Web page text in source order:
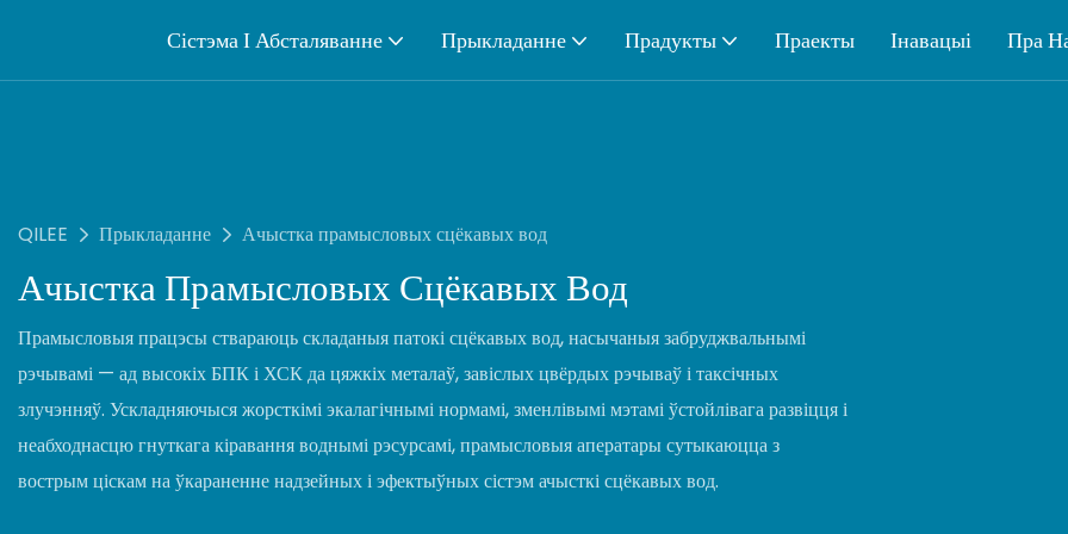
Сістэма І Абсталяванне Прыкладанне Прадукты Праекты Інавацыі Пра
QILEE Прыкладанне Ачыстка прамысловых сцёкавых вод
Ачыстка Прамысловых Сцёкавых Вод
Прамысловыя працэсы ствараюць складаныя патокі сцёкавых вод, насычаныя забруджвальнымі
рэчывамі — ад высокіх БПК і ХСК да цяжкіх металаў, завіслых цвёрдых рэчываў і таксічных
злучэнняў. Ускладняючыся жорсткімі экалагічнымі нормамі, зменлівымі мэтамі ўстойлівага развіцця і
неабходнасцю гнуткага кіравання воднымі рэсурсамі, прамысловыя аператары сутыкаюцца з
вострым ціскам на ўкараненне надзейных і эфектыўных сістэм ачысткі сцёкавых вод.